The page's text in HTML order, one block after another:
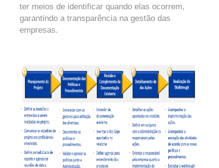
ter meios de identificar quando elas ocorrem,
garantindo a transparência na gestão das
empresas.